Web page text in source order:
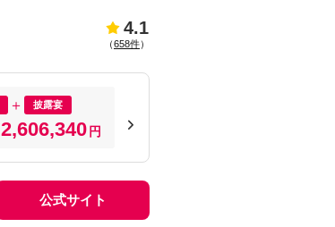
4.1
（658件）
披露宴
2,606,340 円
公式サイト